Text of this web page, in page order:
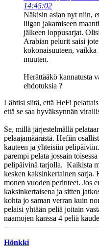
14:45:02
Näkisin asian nyt niin,
liigan jakamiseen
jälkeen loppusarjat.
Arabian pelurit saisi
kokonaisuuteen,
muuten.
Herättääkö kannatusta
ehdotuksia ?
Lähtisi siitä, että HeFi
että se saa hyväksynnän
Se, millä järjestelmällä
pelaajamäärästä. Hefiin
kauteen ja yhteisiin
parempi pelata jossain
pelipäivinä tarjolla. Kaikista
kesken kaksinkertainen
monen vuoden perinteet. Jos
kaksinkertaisena ja sitten
kohta jo saman verran kuin
pelaisi yhtään peliä joitain
naamojen kanssa 4 peliä
Hönkki